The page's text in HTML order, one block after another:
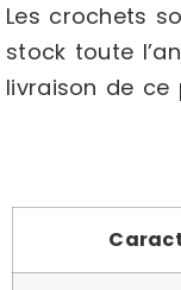
Les crochets
stock toute
livraison de ce